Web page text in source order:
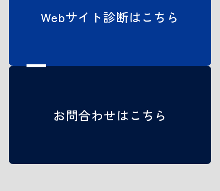
Webサイト診断はこちら
お問合わせはこちら